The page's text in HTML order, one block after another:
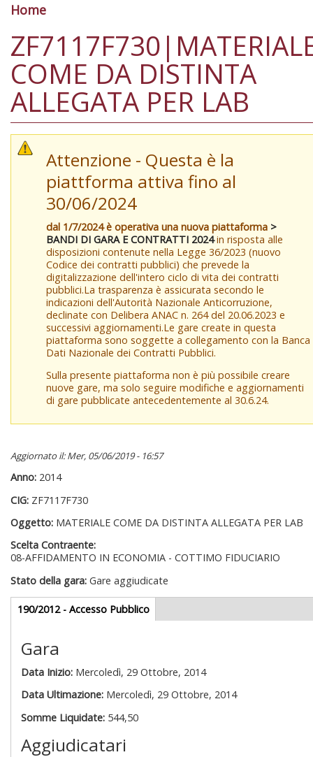
Tu sei qui
Home
COME DA DISTINTA
ALLEGATA PER LAB
Attenzione - Questa è la
piattforma attiva fino al
30/06/2024
dal 1/7/2024 è operativa una nuova piattaforma >
BANDI DI GARA E CONTRATTI 2024in risposta alle
disposizioni contenute nella Legge 36/2023 (nuovo
Codice dei contratti pubblici) che prevede la
digitalizzazione dell'intero ciclo di vita dei contratti
pubblici.La trasparenza è assicurata secondo le
indicazioni dell'Autorità Nazionale Anticorruzione,
declinate con Delibera ANAC n. 264 del 20.06.2023 e
successivi aggiornamenti.Le gare create in questa
piattaforma sono soggette a collegamento con la Banca
Dati Nazionale dei Contratti Pubblici.
Sulla presente piattaforma non è più possibile creare
nuove gare, ma solo seguire modifiche e aggiornamenti
di gare pubblicate antecedentemente al 30.6.24.
Aggiornato il: Mer, 05/06/2019 - 16:57
Anno: 2014
CIG: ZF7117F730
Oggetto: MATERIALE COME DA DISTINTA ALLEGATA PER LAB
Scelta Contraente:
08-AFFIDAMENTO IN ECONOMIA - COTTIMO FIDUCIARIO
Stato della gara: Gare aggiudicate
Gare appalti
190/2012 - Accesso Pubblico(scheda
attiva)
Gara
Data Inizio: Mercoledì, 29 Ottobre, 2014
Data Ultimazione: Mercoledì, 29 Ottobre, 2014
Somme Liquidate: 544,50
Aggiudicatari